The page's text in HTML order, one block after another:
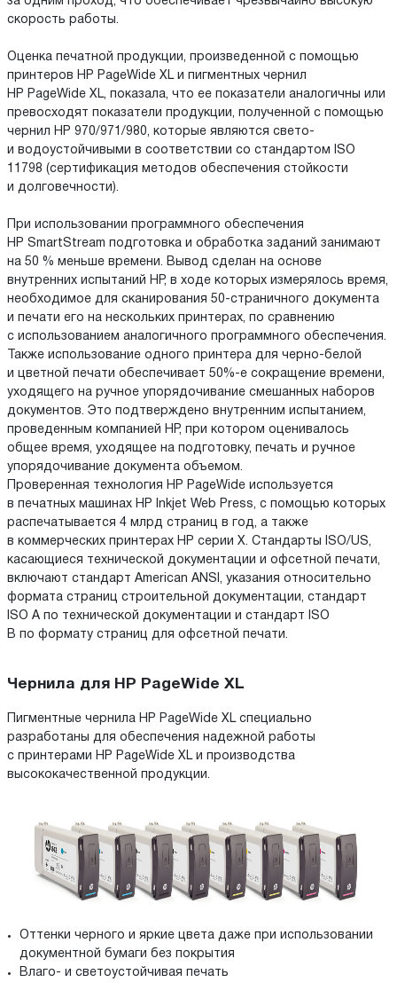
скорость работы.
Оценка печатной продукции, произведенной с помощью
принтеров HP PageWide XL и пигментных чернил
HP PageWide XL, показала, что ее показатели аналогичны или
превосходят показатели продукции, полученной с помощью
чернил HP 970/971/980, которые являются свето-
и водоустойчивыми в соответствии со стандартом ISO
11798 (сертификация методов обеспечения стойкости
и долговечности).
При использовании программного обеспечения
HP SmartStream подготовка и обработка заданий занимают
на 50 % меньше времени. Вывод сделан на основе
внутренних испытаний HP, в ходе которых измерялось время,
необходимое для сканирования 50-страничного документа
и печати его на нескольких принтерах, по сравнению
с использованием аналогичного программного обеспечения.
Также использование одного принтера для черно-белой
и цветной печати обеспечивает 50%-е сокращение времени,
уходящего на ручное упорядочивание смешанных наборов
документов. Это подтверждено внутренним испытанием,
проведенным компанией HP, при котором оценивалось
общее время, уходящее на подготовку, печать и ручное
упорядочивание документа объемом.
Проверенная технология HP PageWide используется
в печатных машинах HP Inkjet Web Press, с помощью которых
распечатывается 4 млрд страниц в год, а также
в коммерческих принтерах HP серии X. Стандарты ISO/US,
касающиеся технической документации и офсетной печати,
включают стандарт American ANSI, указания относительно
формата страниц строительной документации, стандарт
ISO A по технической документации и стандарт ISO
B по формату страниц для офсетной печати.
Чернила для HP PageWide XL
Пигментные чернила HP PageWide XL специально
разработаны для обеспечения надежной работы
с принтерами HP PageWide XL и производства
высококачественной продукции.
Оттенки черного и яркие цвета даже при использовании
документной бумаги без покрытия
Влаго- и светоустойчивая печать